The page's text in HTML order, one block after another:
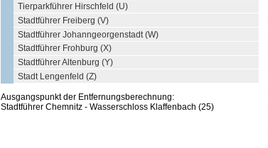
Tierparkführer Hirschfeld (U)
Stadtführer Freiberg (V)
Stadtführer Johanngeorgenstadt (W)
Stadtführer Frohburg (X)
Stadtführer Altenburg (Y)
Stadt Lengenfeld (Z)
Ausgangspunkt der Entfernungsberechnung:
Stadtführer Chemnitz - Wasserschloss Klaffenbach (25)